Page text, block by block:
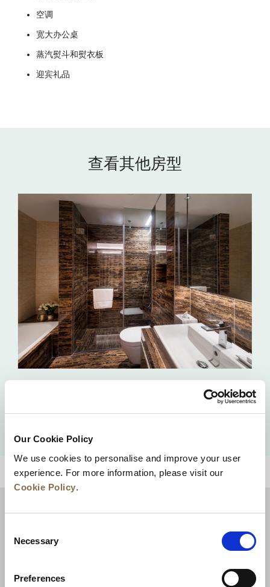
Our Cookie Policy
We use cookies to personalise and improve your user
experience. For more information, please visit our
Cookie Policy.
Selection
Necessary
Preferences
空调
宽大办公桌
蒸汽熨斗和熨衣板
迎宾礼品
查看其他房型